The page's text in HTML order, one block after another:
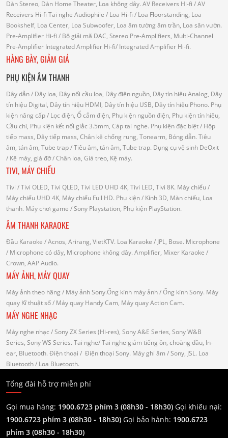
Dàn Stereo, Dàn Home Theater, Loa không dây. AV Receivers Hi-fi / AV
Receivers Hi-fi Tai nghe Audiophile / Loa Hi-fi / Loa Floorstanding, Loa
Bookshelf, Loa Center, Loa Subwoofer, Loa âm tường âm trần, Loa sân vườn.
Pre-Amplifier Hi-fi / Bộ giải mã DAC, Stereo Pre-Amplifiers, Multi-Channel
Pre-Amplifier Integrated Amplifier Hi-fi/ Integrated Amplifier Hi-fi.
HÀNG BÀY, GIẢM GIÁ
PHỤ KIỆN ÂM THANH
Dây dẫn/ Dây loa, Dây nối cầu loa, Dây điện nguồn, Dây tín hiệu Analog, Dây
tín hiệu Digital, Dây tín hiệu HDMI, Dây tín hiệu USB, Dây tín hiệu Phono. Phụ
kiện nâng cấp/ Lọc điện, Ổ cắm điện, Phụ kiện nguồn điện, Phụ kiện tín hiệu,
Cầu chì, Phụ kiện kết nối giắc 3.5mm, Cáp tai nghe. Phụ kiện đặc biệt/ Hộp
tiếp mass, Dây tiếp mass, Chân kê chống rung, Tonearm, Bóng dẫn. Tiêu
âm, tán âm, Tube trap/ Tiêu âm, tán âm, Tube trap. Dụng cụ vệ sinh DeOxit
/ Kệ máy, giá đỡ/ Chân loa, Giá treo, Kệ máy.
TIVI, MÁY CHIẾU
Tivi / Tivi OLED, Tivi QLED, Tivi LED UHD 4K, Tivi LED, Tivi 8K. Máy chiếu/
Máy chiếu UHD 4K, Máy chiếu Full HD. Phụ kiện/ Kính 3D, Màn chiếu, Loa
thanh. Máy chơi game / Sony Playstation, Phụ kiện PlayStation.
ÂM THANH KARAOKE
Đầu Karaoke / Acnos, Arirang, VietKTV. Loa Karaoke / JPL, Bose. Microphone
/ Microphone có dây, Microphone không dây. Amplifier, Mixer Karaoke /
Crown, AAP Audio.
MÁY ẢNH, MÁY QUAY
Máy ảnh theo hãng / Máy ảnh Sony.Ống kính máy ảnh / Ống kính Sony. Máy
quay Kĩ thuật số/ Máy quay Handy Cam, Máy quay Action Cam.
MÁY NGHE NHẠC
Máy nghe nhạc / Sony ZX Series (Hi-res), Sony A&E Series, Sony W&B
Series, Sony WS Series. Tai nghe/ Tai nghe giảm tiếng ồn, choàng đầu, In-
ear, Bluetooth. Điện thoại / Điện thoại Sony. Máy ghi âm / Sony, JSL. Loa
Bluetooth/ Loa Bluetooth.
Tổng đài hỗ trợ miễn phí
Gọi mua hàng: 1900.6723 phím 3 (08h30 - 18h30) Gọi khiếu nại:
1900.6723 phím 3 (08h30 - 18h30) Gọi bảo hành: 1900.6723
phím 3 (08h30 - 18h30)